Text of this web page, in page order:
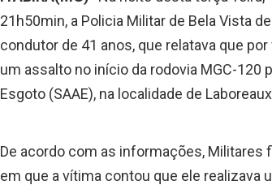
21h50min, a Policia Militar de Bela Vista
condutor de 41 anos, que relatava que
um assalto no início da rodovia MGC-120
Esgoto (SAAE), na localidade de
De acordo com as informações, Militares
em que a vítima contou que ele realizava